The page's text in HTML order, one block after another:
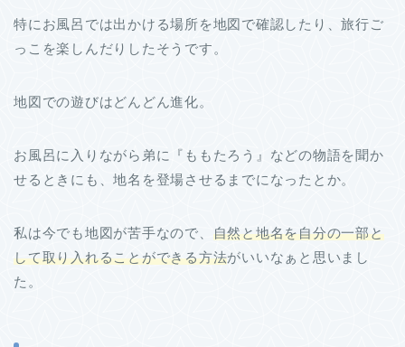
特にお風呂では出かける場所を地図で確認したり、旅行ご
っこを楽しんだりしたそうです。
地図での遊びはどんどん進化。
お風呂に入りながら弟に『ももたろう』などの物語を聞か
せるときにも、地名を登場させるまでになったとか。
私は今でも地図が苦手なので、 自然と地名を自分の一部と
して取り入れることができる方法がいいなぁと思いまし
た。